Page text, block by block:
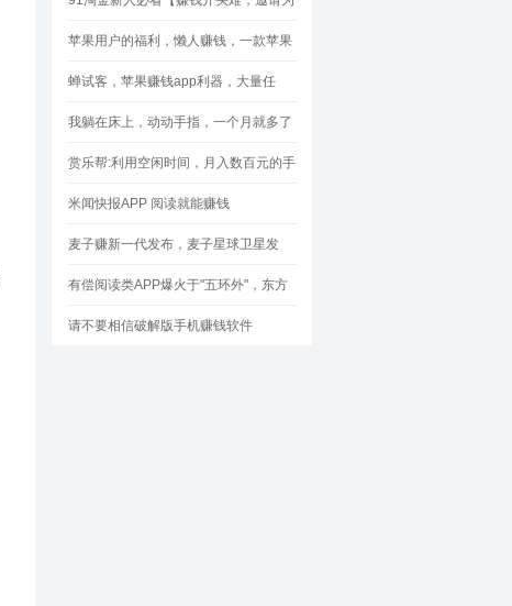
苹果用户的福利，懒人赚钱，一款苹果
蝉试客，苹果赚钱app利器，大量任
我躺在床上，动动手指，一个月就多了
赏乐帮:利用空闲时间，月入数百元的手
米闻快报APP 阅读就能赚钱
麦子赚新一代发布，麦子星球卫星发
有偿阅读类APP爆火于"五环外"，东方
请不要相信破解版手机赚钱软件